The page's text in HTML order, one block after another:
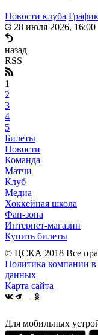
Новости клуба
28 июля 2026, 16:00
назад
RSS
1
2
3
4
5
Билеты
Новости
Команда
Матчи
Клуб
Медиа
Хоккейная школа
Фан-зона
Интернет-магазин
Купить билеты
© ЦСКА 2018 Все
Политика компании в
данных
Карта сайта
Для мобильных